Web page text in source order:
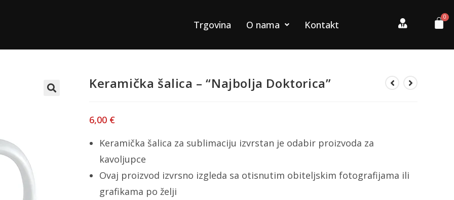
Trgovina O nama Kontakt
Keramička šalica – “Najbolja Doktorica”
6,00 €
Keramička šalica za sublimaciju izvrstan je odabir proizvoda za
kavoljupce
Ovaj proizvod izvrsno izgleda sa otisnutim obiteljskim fotografijama ili
grafikama po želji